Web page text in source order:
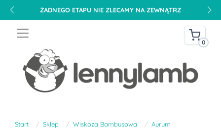
ŻADNEGO ETAPU NIE ZLECAMY NA ZEWNĄTRZ
0
Start Sklep Wiskoza Bambusowa
Aurum